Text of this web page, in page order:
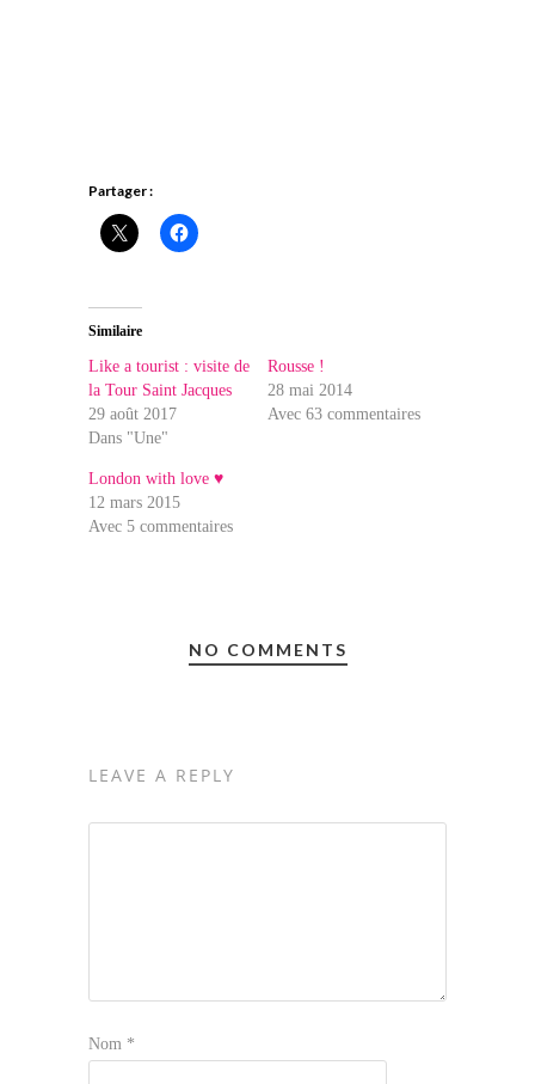
Partager :
Similaire
Like a tourist : visite de
la Tour Saint Jacques
29 août 2017
Dans "Une"
Rousse !
28 mai 2014
Avec 63 commentaires
London with love ♥
12 mars 2015
Avec 5 commentaires
NO COMMENTS
LEAVE A REPLY
Nom *